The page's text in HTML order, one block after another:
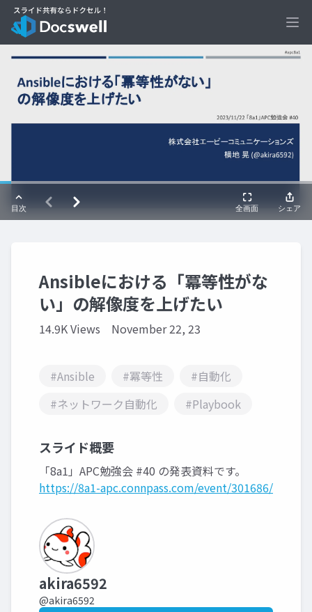
Ansibleにおける「冪等性がな
い」の解像度を上げたい
14.9K Views November 22, 23
#Ansible #冪等性
#自動化
#ネットワーク自動化
#Playbook
スライド概要
「8a1」APC勉強会 #40 の発表資料です。
https://8a1-apc.connpass.com/event/301686/
akira6592
@akira6592